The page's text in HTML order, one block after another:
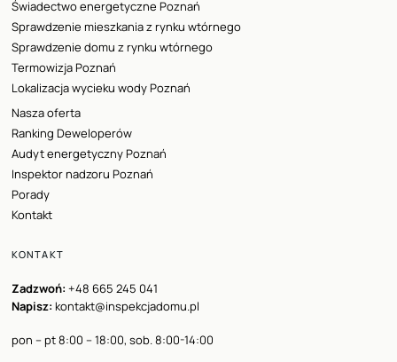
Świadectwo energetyczne Poznań
Sprawdzenie mieszkania z rynku wtórnego
Sprawdzenie domu z rynku wtórnego
Termowizja Poznań
Lokalizacja wycieku wody Poznań
Nasza oferta
Ranking Deweloperów
Audyt energetyczny Poznań
Inspektor nadzoru Poznań
Porady
Kontakt
KONTAKT
Zadzwoń: +48 665 245 041
Napisz: kontakt@inspekcjadomu.pl
pon – pt 8:00 – 18:00, sob. 8:00-14:00